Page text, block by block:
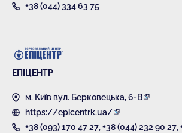
+38 (044) 334 63 75
ЕПІЦЕНТР
м. Київ вул. Берковецька, 6-В
https://epicentrk.ua/
+38 (093) 170 47 27,+38 (044) 232 90 27,